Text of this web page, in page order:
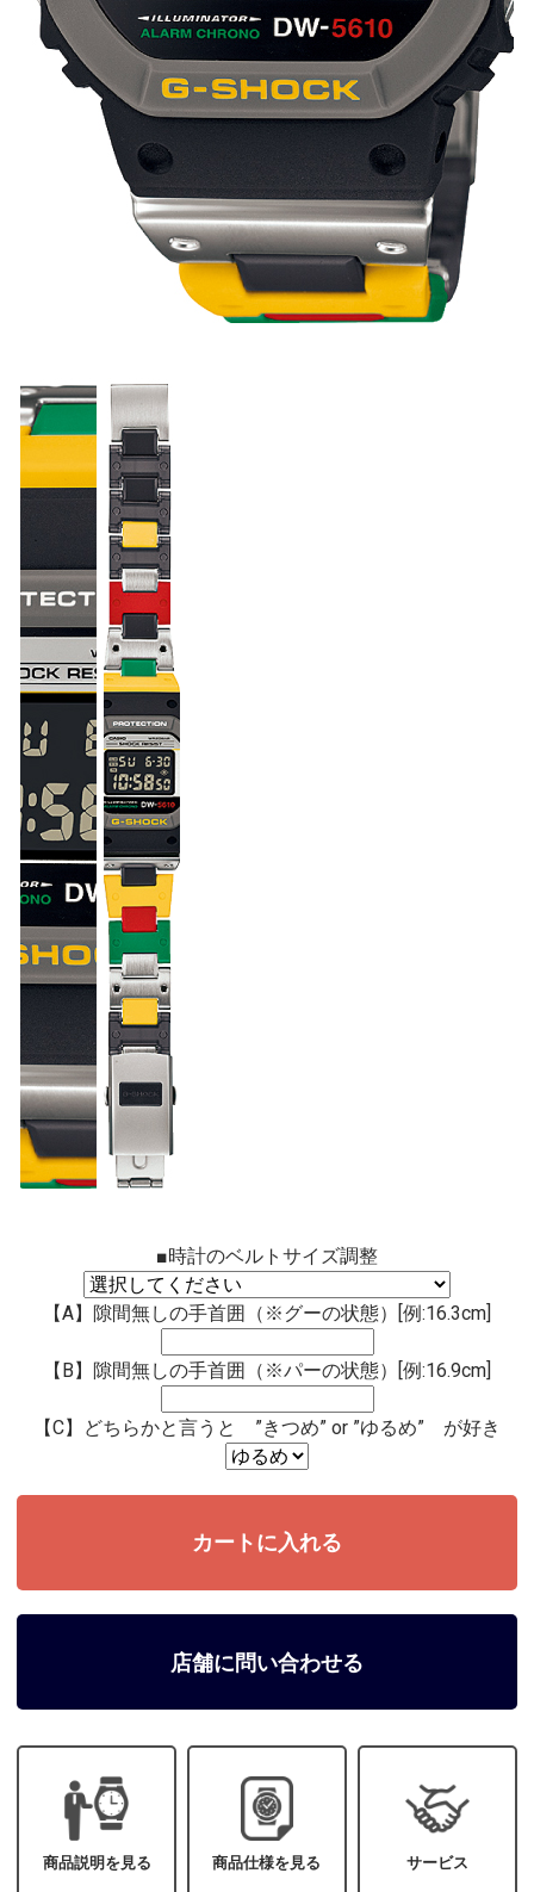
■時計のベルトサイズ調整
【A】隙間無しの手首囲（※グーの状態）[例:16.3cm]
【B】隙間無しの手首囲（※パーの状態）[例:16.9cm]
【C】どちらかと言うと ”きつめ” or ”ゆるめ” が好き
店舗に問い合わせる
商品説明を見る 商品仕様を見る サービス